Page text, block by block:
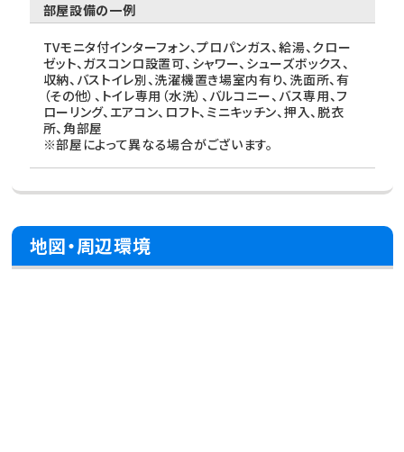
部屋設備の一例
TVモニタ付インターフォン、プロパンガス、給湯、クロー
ゼット、ガスコンロ設置可、シャワー、シューズボックス、
収納、バストイレ別、洗濯機置き場室内有り、洗面所、有
（その他）、トイレ専用（水洗）、バルコニー、バス専用、フ
ローリング、エアコン、ロフト、ミニキッチン、押入、脱衣
所、角部屋
※部屋によって異なる場合がございます。
地図・周辺環境